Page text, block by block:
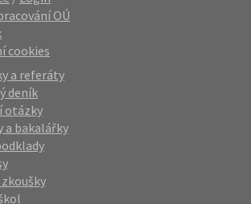
OÚ
cookies
a referáty
deník
otázky
a bakalářky